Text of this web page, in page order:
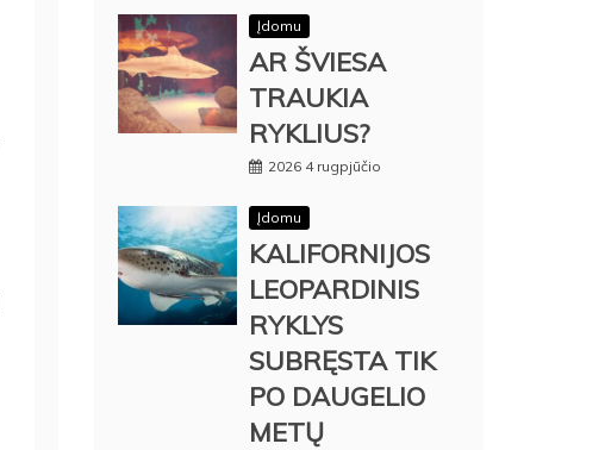
Įdomu
AR ŠVIESA
TRAUKIA
RYKLIUS?
2026 4 rugpjūčio
Įdomu
KALIFORNIJOS
LEOPARDINIS
RYKLYS
SUBRĘSTA TIK
PO DAUGELIO
METŲ